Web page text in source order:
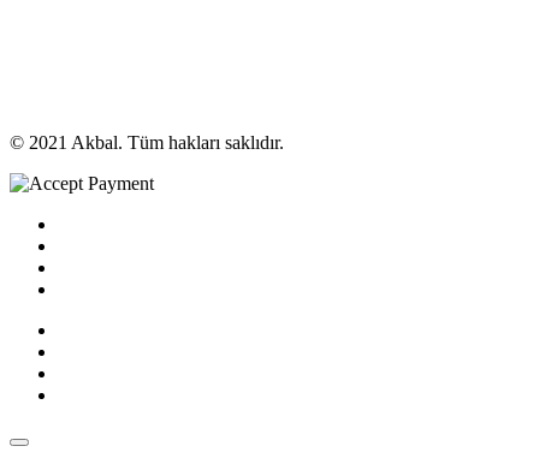
© 2021 Akbal. Tüm hakları saklıdır.